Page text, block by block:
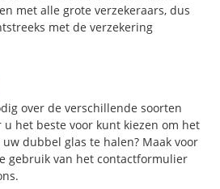
met alle grote verzekeraars, dus
met de verzekering
over de verschillende soorten
het beste voor kunt kiezen om het
dubbel glas te halen? Maak voor
gebruik van het contactformulier